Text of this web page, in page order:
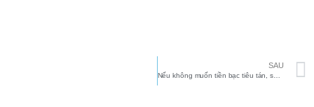
SAU
Nếu không muốn tiền bạc tiêu tán, sức khỏe sa sút, đừng đặt đá phong thủy ở những vị trí này